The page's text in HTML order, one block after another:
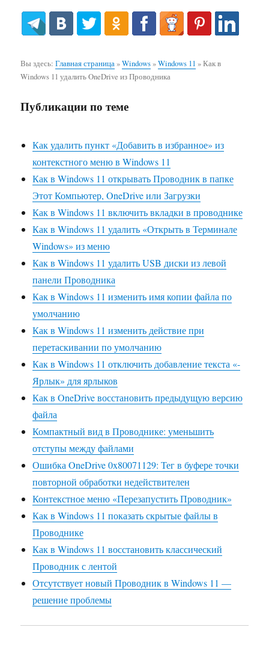
Вы здесь:Главная страница»Windows»Windows 11 »Как в
Windows 11 удалить OneDrive из Проводника
Публикации по теме
Как удалить пункт «Добавить в избранное» из
контекстного меню в Windows 11
Как в Windows 11 открывать Проводник в папке
Этот Компьютер, OneDrive или Загрузки
Как в Windows 11 включить вкладки в проводнике
Как в Windows 11 удалить «Открыть в Терминале
Windows» из меню
Как в Windows 11 удалить USB диски из левой
панели Проводника
Как в Windows 11 изменить имя копии файла по
умолчанию
Как в Windows 11 изменить действие при
перетаскивании по умолчанию
Как в Windows 11 отключить добавление текста «-
Ярлык» для ярлыков
Как в OneDrive восстановить предыдущую версию
файла
Компактный вид в Проводнике: уменьшить
отступы между файлами
Ошибка OneDrive 0x80071129: Тег в буфере точки
повторной обработки недействителен
Контекстное меню «Перезапустить Проводник»
Как в Windows 11 показать скрытые файлы в
Проводнике
Как в Windows 11 восстановить классический
Проводник с лентой
Отсутствует новый Проводник в Windows 11 —
решение проблемы